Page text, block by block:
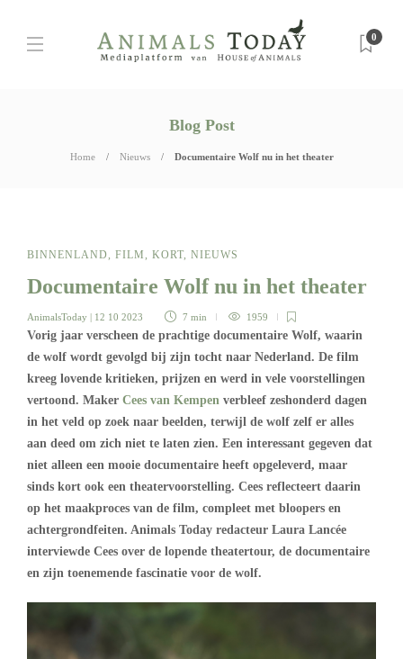
0
Blog Post
Home Nieuws Documentaire Wolf nu in het theater
BINNENLAND, FILM, KORT, NIEUWS
Documentaire Wolf nu in het theater
AnimalsToday | 12 10 2023 7 min 1959
Vorig jaar verscheen de prachtige documentaire Wolf, waarin
de wolf wordt gevolgd bij zijn tocht naar Nederland. De film
kreeg lovende kritieken, prijzen en werd in vele voorstellingen
vertoond. Maker Cees van Kempen verbleef zeshonderd dagen
in het veld op zoek naar beelden, terwijl de wolf zelf er alles
aan deed om zich niet te laten zien. Een interessant gegeven dat
niet alleen een mooie documentaire heeft opgeleverd, maar
sinds kort ook een theatervoorstelling. Cees reflecteert daarin
op het maakproces van de film, compleet met bloopers en
achtergrondfeiten. Animals Today redacteur Laura Lancée
interviewde Cees over de lopende theatertour, de documentaire
en zijn toenemende fascinatie voor de wolf.